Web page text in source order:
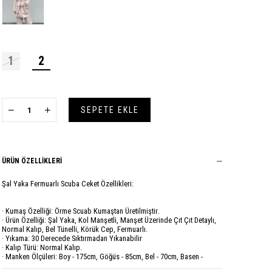
1 2
ÜRÜN ÖZELLIKLERI
Şal Yaka Fermuarlı Scuba Ceket Özellikleri:
· Kumaş Özelliği: Örme Scuab Kumaştan Üretilmiştir.
· Ürün Özelliği: Şal Yaka, Kol Manşetli, Manşet Üzerinde Çıt Çıt Detaylı,
Normal Kalıp, Bel Tünelli, Körük Cep, Fermuarlı.
· Yıkama: 30 Derecede Sıktırmadan Yıkanabilir
· Kalıp Türü: Normal Kalıp.
· Manken Ölçüleri: Boy - 175cm, Göğüs - 85cm, Bel - 70cm, Basen -